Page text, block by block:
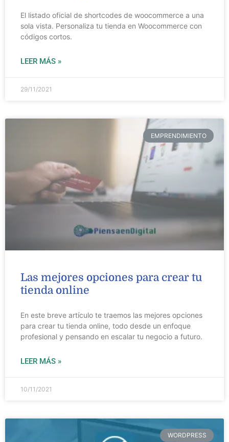
El listado oficial de shortcodes de woocommerce a una
sola vista. Personaliza tu tienda en Woocommerce con
códigos cortos.
LEER MÁS »
29/11/2021
EMPRENDIMIENTO
Las mejores opciones para crear tu
tienda online
En este breve artículo te traemos las mejores opciones
para crear tu tienda online, todo desde un enfoque
profesional y pensando en escalar tu negocio a futuro.
LEER MÁS »
10/11/2021
WORDPRESS